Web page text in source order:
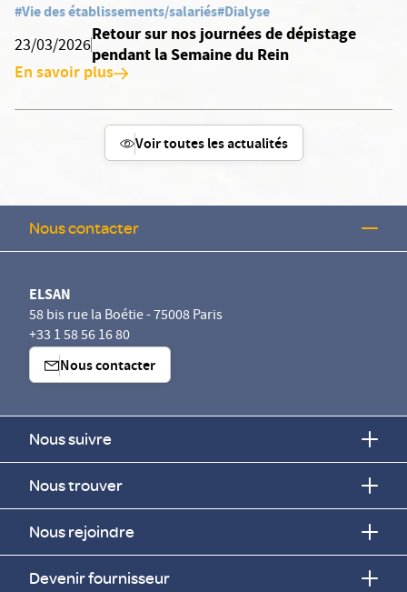
#Vie des établissements/salariés#Dialyse
23/03/2026
Retour sur nos journées de dépistage
pendant la Semaine du Rein
En savoir plus
Voir toutes les actualités
Nous contacter
ELSAN
58 bis rue la Boétie - 75008 Paris
+33 1 58 56 16 80
Nous contacter
Nous suivre
Nous trouver
Nous rejoindre
Devenir fournisseur